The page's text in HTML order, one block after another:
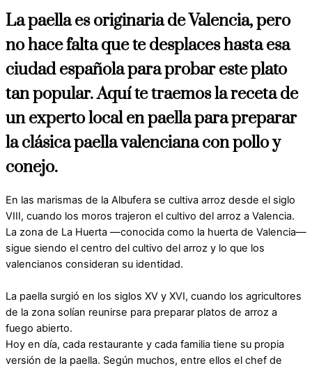
La paella es originaria de Valencia, pero
no hace falta que te desplaces hasta esa
ciudad española para probar este plato
tan popular. Aquí te traemos la receta de
un experto local en paella para preparar
la clásica paella valenciana con pollo y
conejo.
En las marismas de la Albufera se cultiva arroz desde el siglo
VIII, cuando los moros trajeron el cultivo del arroz a Valencia.
La zona de La Huerta —conocida como la huerta de Valencia—
sigue siendo el centro del cultivo del arroz y lo que los
valencianos consideran su identidad.
La paella surgió en los siglos XV y XVI, cuando los agricultores
de la zona solían reunirse para preparar platos de arroz a
fuego abierto.
Hoy en día, cada restaurante y cada familia tiene su propia
versión de la paella. Según muchos, entre ellos el chef de